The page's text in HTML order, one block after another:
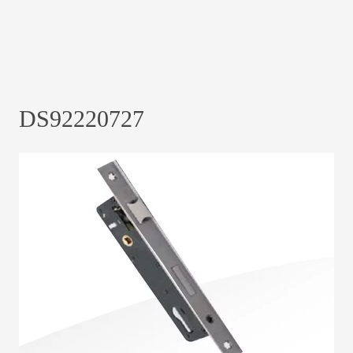
DS92220727